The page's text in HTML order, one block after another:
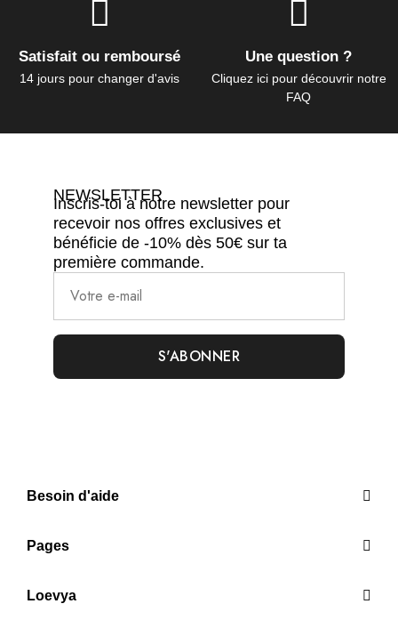
Satisfait ou remboursé
14 jours pour changer d'avis
Une question ?
Cliquez ici pour découvrir notre
FAQ
NEWSLETTER
Inscris-toi à notre newsletter pour
recevoir nos offres exclusives et
bénéficie de -10% dès 50€ sur ta
première commande.
Besoin d'aide
Pages
Loevya